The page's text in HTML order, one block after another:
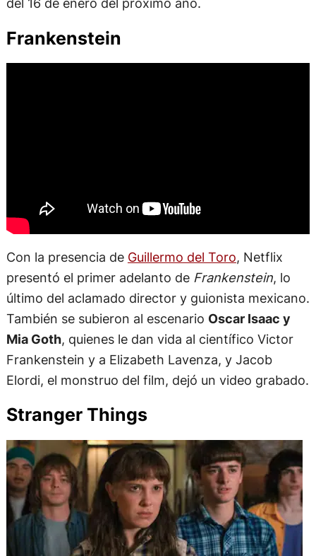
Frankenstein
Con la presencia de Guillermo del Toro, Netflix
presentó el primer adelanto de Frankenstein, lo
último del aclamado director y guionista mexicano.
También se subieron al escenario Oscar Isaac y
Mia Goth, quienes le dan vida al científico Victor
Frankenstein y a Elizabeth Lavenza, y Jacob
Elordi, el monstruo del film, dejó un video grabado.
Stranger Things